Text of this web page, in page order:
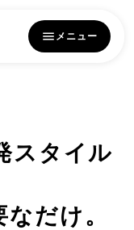
メニュー
スタイル
だけ。